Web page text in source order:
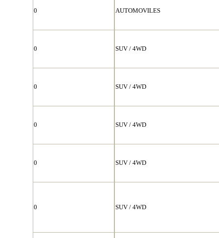
0 AUTOMOVILES
0 SUV / 4WD
0 SUV / 4WD
0 SUV / 4WD
0 SUV / 4WD
0 SUV / 4WD